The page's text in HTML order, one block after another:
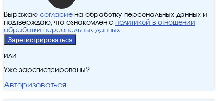
Выражаю согласие на обработку персональных данных и
подтверждаю, что ознакомлен с политикой в отношении
обработки персональных данных
Зарегистрироваться
или
Уже зарегистрированы?
Авторизоваться